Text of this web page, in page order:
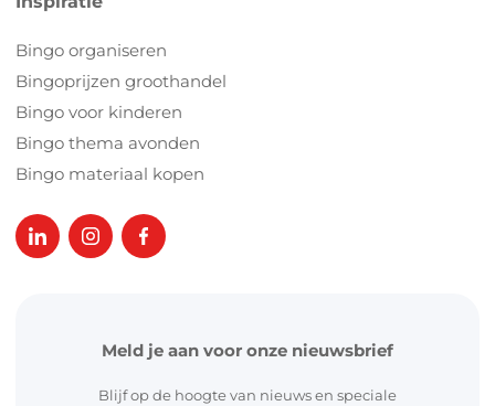
Bingo organiseren
Bingoprijzen groothandel
Bingo voor kinderen
Bingo thema avonden
Bingo materiaal kopen
Meld je aan voor onze nieuwsbrief
Blijf op de hoogte van nieuws en speciale